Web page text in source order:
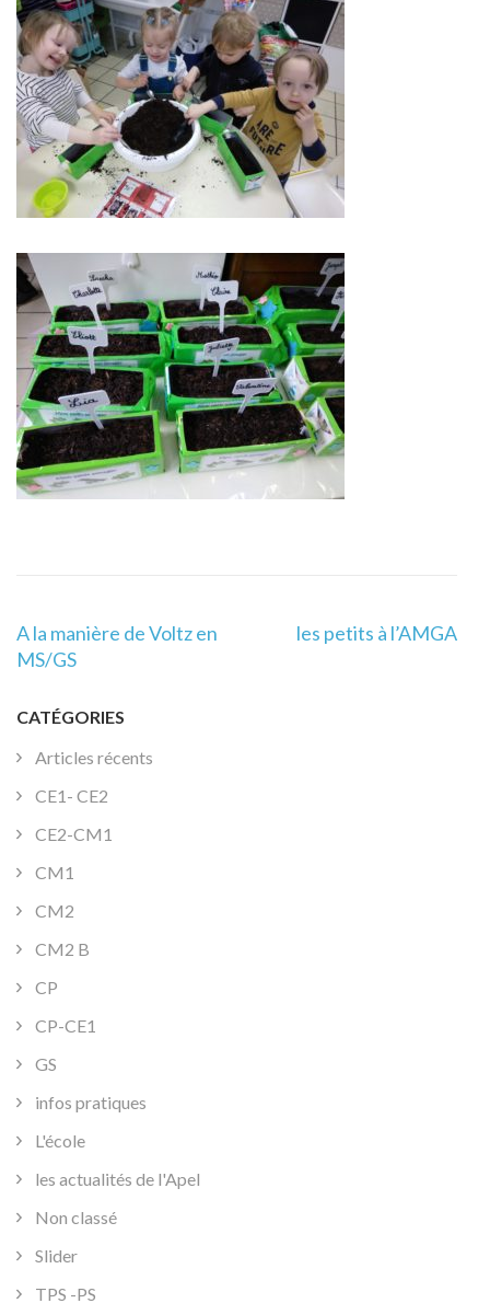
Navigation
de
A la manière de Voltz en
MS/GS
les petits à l’AMGA
CATÉGORIES
Articles récents
CE1- CE2
CE2-CM1
CM1
CM2
CM2 B
CP
CP-CE1
GS
infos pratiques
L'école
les actualités de l'Apel
Non classé
Slider
TPS -PS